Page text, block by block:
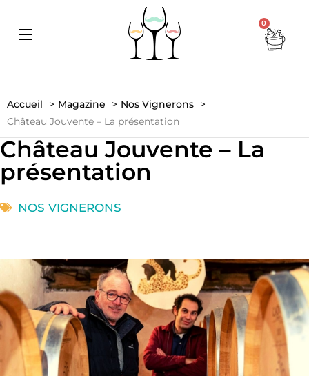
0
Accueil Magazine
Nos Vignerons
Château Jouvente – La présentation
Château Jouvente – La
présentation
NOS VIGNERONS